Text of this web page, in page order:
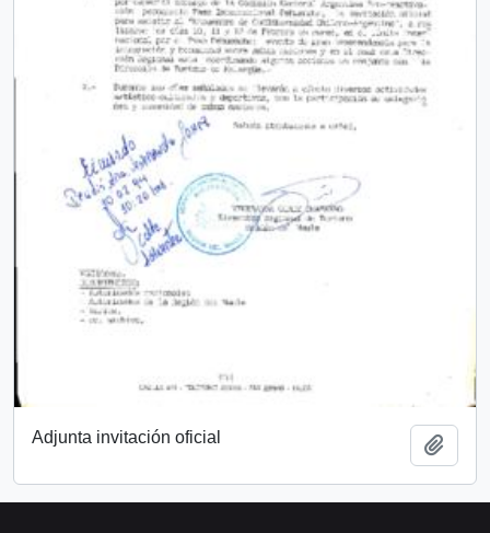
Adjunta invitación oficial